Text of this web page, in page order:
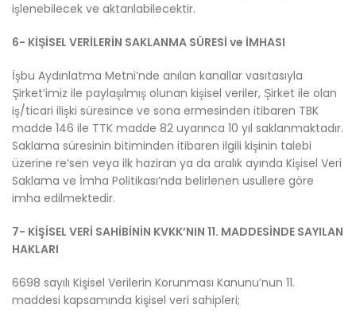
işlenebilecek ve aktarılabilecektir.
6- KİŞİSEL VERİLERİN SAKLANMA SÜRESİ ve İMHASI
İşbu Aydınlatma Metni’nde anılan kanallar vasıtasıyla
Şirket’imiz ile paylaşılmış olunan kişisel veriler, Şirket ile olan
iş/ticari ilişki süresince ve sona ermesinden itibaren TBK
madde 146 ile TTK madde 82 uyarınca 10 yıl saklanmaktadır.
Saklama süresinin bitiminden itibaren ilgili kişinin talebi
üzerine re’sen veya ilk haziran ya da aralık ayında Kişisel Veri
Saklama ve İmha Politikası’nda belirlenen usullere göre
imha edilmektedir.
7- KİŞİSEL VERİ SAHİBİNİN KVKK’NIN 11. MADDESİNDE SAYILAN
HAKLARI
6698 sayılı Kişisel Verilerin Korunması Kanunu’nun 11.
maddesi kapsamında kişisel veri sahipleri;